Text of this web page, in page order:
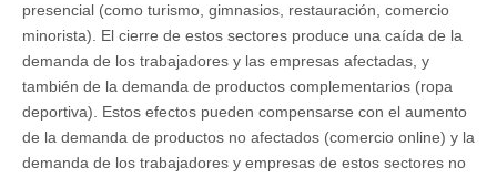
presencial (como turismo, gimnasios, restauración, comercio
minorista). El cierre de estos sectores produce una caída de la
demanda de los trabajadores y las empresas afectadas, y
también de la demanda de productos complementarios (ropa
deportiva). Estos efectos pueden compensarse con el aumento
de la demanda de productos no afectados (comercio online) y la
demanda de los trabajadores y empresas de estos sectores no